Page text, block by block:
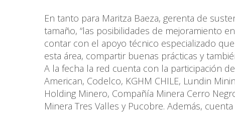
En tanto para Maritza Baeza, gerenta de
tamaño, “las posibilidades de mejoramiento
contar con el apoyo técnico especializado
esta área, compartir buenas prácticas y
A la fecha la red cuenta con la participación
American, Codelco, KGHM CHILE, Lundin
Holding Minero, Compañía Minera Cerro
Minera Tres Valles y Pucobre. Además,